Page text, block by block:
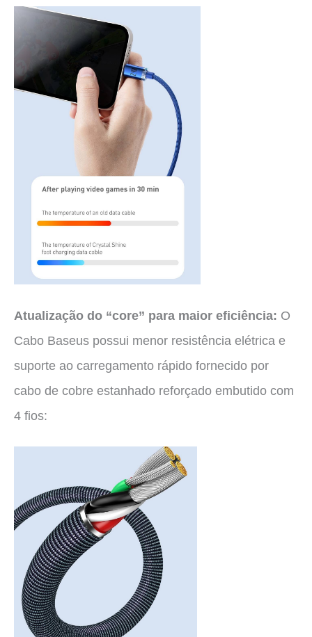
Atualização do “core” para maior eficiência: O
Cabo Baseus possui menor resistência elétrica e
suporte ao carregamento rápido fornecido por
cabo de cobre estanhado reforçado embutido com
4 fios: